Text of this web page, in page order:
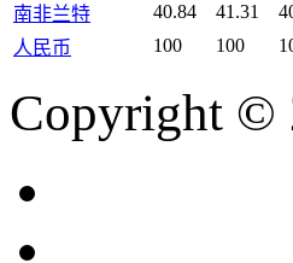
南非兰特
40.84 41.31
人民币
100 100
Copyright ©